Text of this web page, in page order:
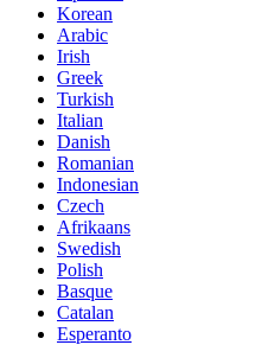
Korean
Arabic
Irish
Greek
Turkish
Italian
Danish
Romanian
Indonesian
Czech
Afrikaans
Swedish
Polish
Basque
Catalan
Esperanto